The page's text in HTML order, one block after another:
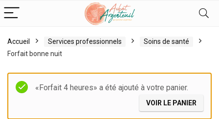
Accueil Services professionnels
Soins de santé
Forfait bonne nuit
«Forfait 4 heures» a été ajouté à votre panier.
VOIR LE PANIER